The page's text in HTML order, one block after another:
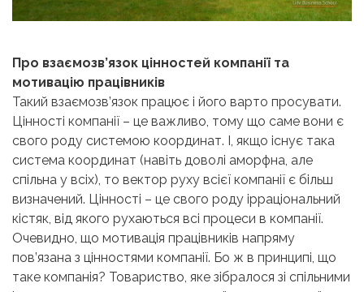
Про взаємозв’язок цінностей компанії та
мотивацію працівників
Такий взаємозв’язок працює і його варто просувати.
Цінності компанії – це важливо, тому що саме вони є
свого роду системою координат. І, якщо існує така
система координат (навіть доволі аморфна, але
спільна у всіх), то вектор руху всієї компанії є більш
визначений. Цінності – це свого роду ірраціональний
кістяк, від якого рухаються всі процеси в компанії.
Очевидно, що мотивація працівників напряму
пов’язана з цінностями компанії. Бо ж в принципі, що
таке компанія? Товариство, яке зібралося зі спільними